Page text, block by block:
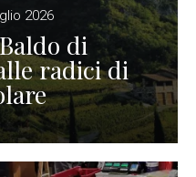
2026
di
radici di